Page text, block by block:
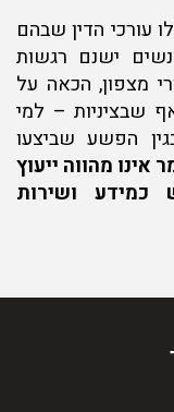
עורכי הדין שבהם
ישנם רגשות
מצפון, הכאה על
שבציניות – למי
הפשע שביצעו
אינו מהווה ייעוץ
ושירות